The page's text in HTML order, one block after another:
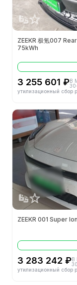
ZEEKR 极氪007
75kWh
3 255 601 ₽В
утилизационный сбор
ZEEKR 001 Super
3 283 242 ₽В
утилизационный сбор